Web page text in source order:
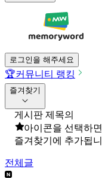
로그인을 해주세요
🏆커뮤니티 랭킹
즐겨찾기
게시판 제목의
아이콘을 선택하면
즐겨찾기에 추가됩
전체글